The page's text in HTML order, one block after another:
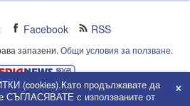
Facebook RSS
запазени. Общи условия за ползване.
owned by Intersat Ltd.
на Интерсат ООД.
(cookies).Като продължавате да
СЪГЛАСЯВАТЕ с използваните от
×